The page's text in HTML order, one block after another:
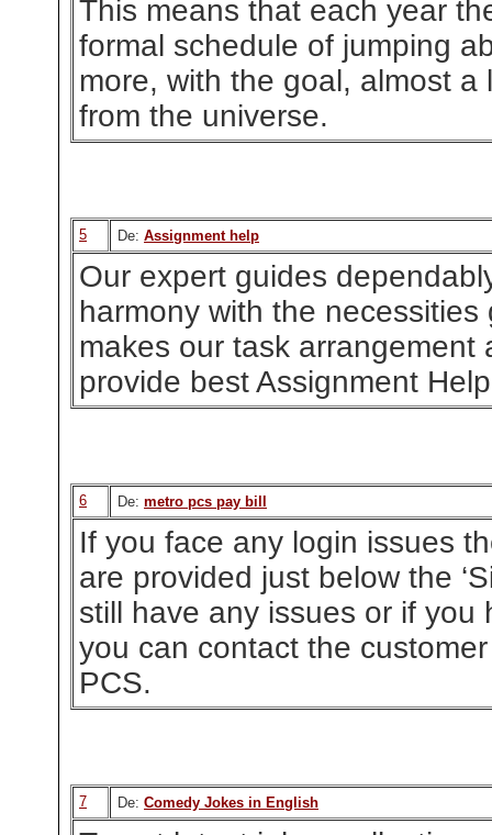
This means that each year
formal schedule of jumping
more, with the goal, almost a
from the universe.
5 De: Assignment help
Our expert guides
harmony with the
makes our task arrangement
provide best Assignment
6 De: metro pcs pay bill
If you face any login issues
are provided just below the
still have any issues or if you
you can contact the
PCS.
7 De: Comedy Jokes in English